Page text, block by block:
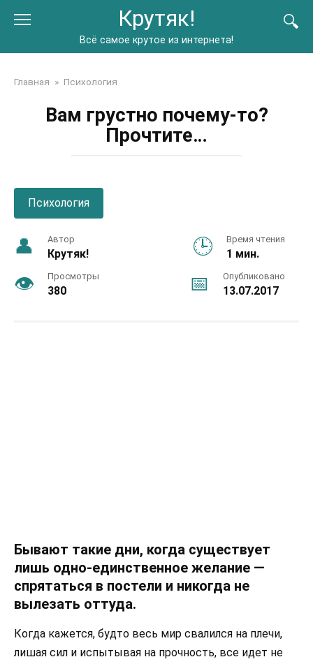
Крутяк!
Всё самое крутое из интернета!
Главная » Психология
Вам грустно почему-то?
Прочтите…
Психология
Автор
Крутяк!
Время чтения
1 мин.
Просмотры
380
Опубликовано
13.07.2017
Бывают такие дни, когда существует
лишь одно-единственное желание —
спрятаться в постели и никогда не
вылезать оттуда.
Когда кажется, будто весь мир свалился на плечи,
лишая сил и испытывая на прочность, все идет не